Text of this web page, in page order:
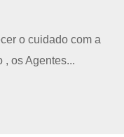
o cuidado com a
, os Agentes...